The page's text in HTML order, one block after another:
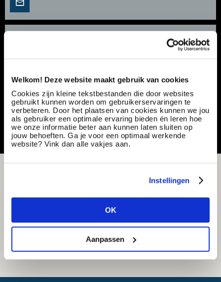
Welkom! Deze website maakt gebruik van cookies
Cookies zijn kleine tekstbestanden die door websites
gebruikt kunnen worden om gebruikerservaringen te
verbeteren. Door het plaatsen van cookies kunnen we jou
als gebruiker een optimale ervaring bieden én leren hoe
we onze informatie beter aan kunnen laten sluiten op
jouw behoeften. Ga je voor een optimaal werkende
website? Vink dan alle vakjes aan.
Instellingen
OK
Aanpassen
Servicemonteur | Onderhoud Koffiemachines |
Contract type:
Project Sourcing
Share or save this vacancy